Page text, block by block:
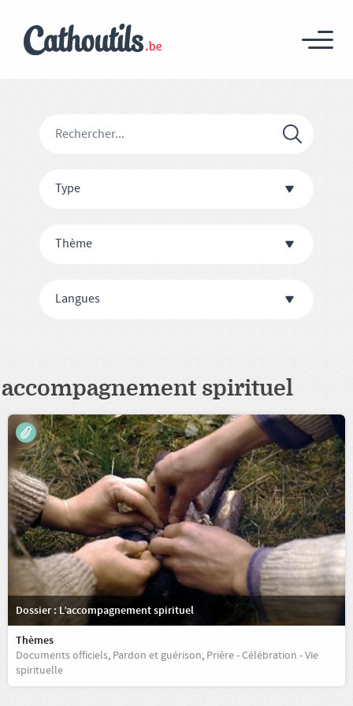
Type
Thème
Langues
accompagnement spirituel
Dossier : L’accompagnement spirituel
Thèmes
Documents officiels, Pardon et guérison, Prière - Célébration - Vie
spirituelle